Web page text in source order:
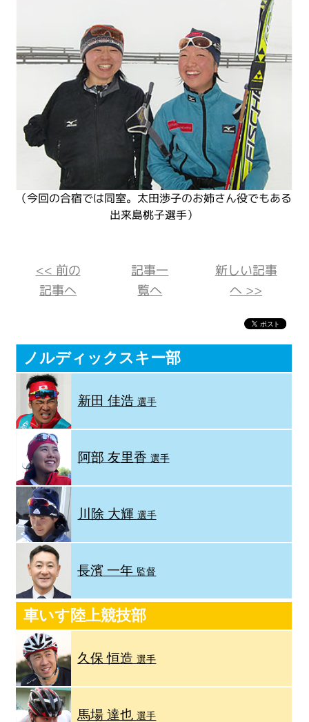
（今回の合宿では同室。太田渉子のお姉さん役でもある
出来島桃子選手）
<< 前の
記事へ
記事一
覧へ
新しい記事
へ >>
ノルディックスキー部
新田 佳浩 選手
阿部 友里香 選手
川除 大輝 選手
長濱 一年 監督
車いす陸上競技部
久保 恒造選手
馬場 達也選手